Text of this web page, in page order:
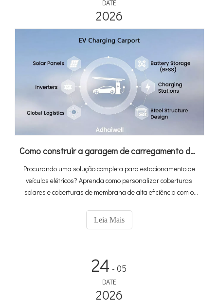
DATE
2026
Como construir a garagem de carregamento de EV perfeita: um guia para personalizar garagem com Adhaiwell China
Procurando uma solução completa para estacionamento de
veículos elétricos? Aprenda como personalizar coberturas
solares e coberturas de membrana de alta eficiência com o
precisos com nosso guia técnico.
Leia Mais
24 - 05
DATE
2026